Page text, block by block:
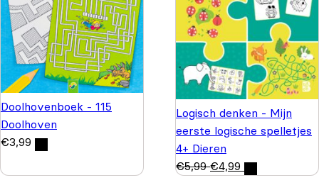
Doolhovenboek - 115
Doolhoven
€3,99
Logisch denken - Mijn
eerste logische spelletjes
4+ Dieren
€5,99 €4,99